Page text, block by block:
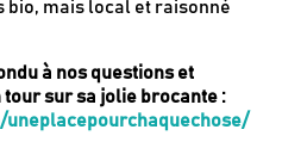
bio, mais local et raisonné
à nos questions et
tour sur sa jolie brocante :